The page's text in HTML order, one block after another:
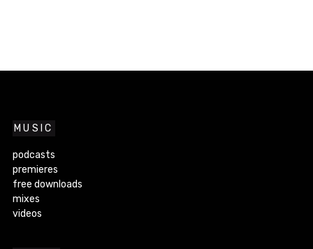
MUSIC
podcasts
premieres
free downloads
mixes
videos